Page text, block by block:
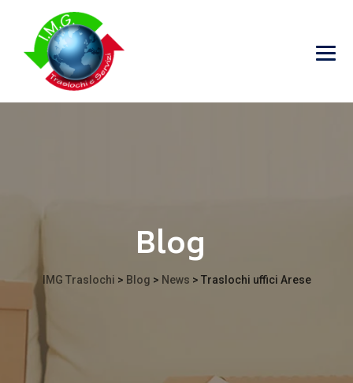
Blog
IMG Traslochi > Blog > News > Traslochi uffici Arese